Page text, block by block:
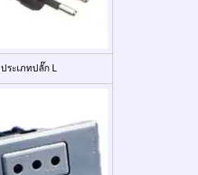
ประเภทปลั๊ก L